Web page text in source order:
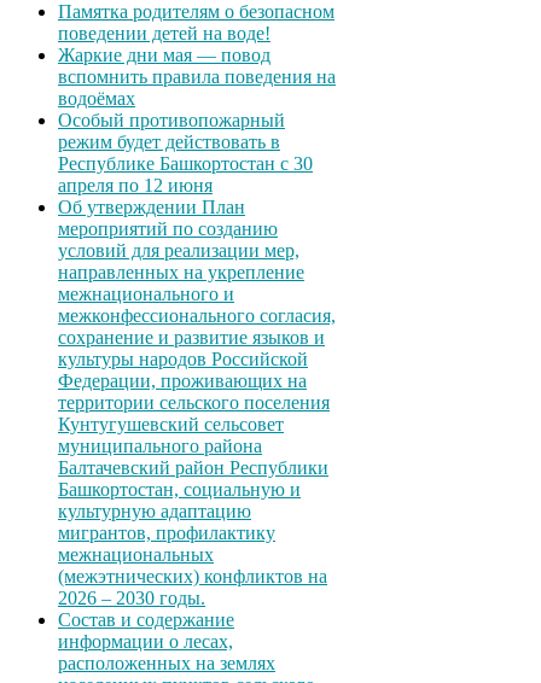
Памятка родителям о безопасном
поведении детей на воде!
Жаркие дни мая — повод
вспомнить правила поведения на
водоёмах
Особый противопожарный
режим будет действовать в
Республике Башкортостан с 30
апреля по 12 июня
Об утверждении План
мероприятий по созданию
условий для реализации мер,
направленных на укрепление
межнационального и
межконфессионального согласия,
сохранение и развитие языков и
культуры народов Российской
Федерации, проживающих на
территории сельского поселения
Кунтугушевский сельсовет
муниципального района
Балтачевский район Республики
Башкортостан, социальную и
культурную адаптацию
мигрантов, профилактику
межнациональных
(межэтнических) конфликтов на
2026 – 2030 годы.
Состав и содержание
информации о лесах,
расположенных на землях